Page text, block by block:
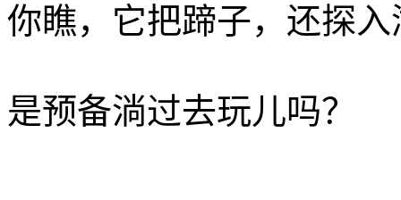
你瞧，它把蹄子，还探
是预备淌过去玩儿吗？